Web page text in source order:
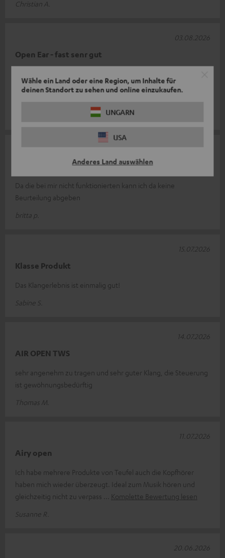
Wähle ein Land oder eine Region, um Inhalte für
deinen Standort zu sehen und online einzukaufen.
UNGARN
USA
Anderes Land auswählen
Christian A.
Open Ear - fast senr gut
zufrieden mit den Ohrhöhrern (für den Preis top). Das zweite
03.08.2026
Da die bei mir nicht funktionierten kann ich da keine
Beurteilung abgeben
britta p.
Klasse Produkt
Das Klangerlebnis ist einmalig gut!
Sabine S.
15.07.2026
AIR OPEN TWS
sehr angenehm zu tragen und sehr guter Klang, die Steuerung
ist gewöhnungsbedürftig
Thomas M.
14.07.2026
Airy open
Ich habe mehrere Produkte von Teufel auch die Kopfhörer
haben mich wieder überzeugt. Ideal zum Musik hören und
gleichzeitig nicht zu verpass
Komplette Bewertung lesen
Susanne R.
11.07.2026
20.06.2026